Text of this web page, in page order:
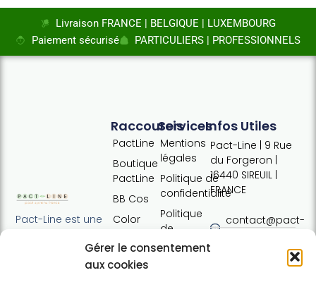
Gérer le consentement
aux cookies
Livraison FRANCE | BELGIQUE | LUXEMBOURG
Paiement sécurisé
PARTICULIERS | PROFESSIONNELS
Pact-Line est une
proposant des
Services
Mentions
légales
Politique de
confidentialité
Politique
de
cookies
Raccourcis
PactLine
Boutique
PactLine
BB Cos
Color
Pure
Elements
Infos Utiles
Pact-Line | 9 Rue
du Forgeron |
16440 SIREUIL |
FRANCE
contact@pact-
Tel : +33 (0)7